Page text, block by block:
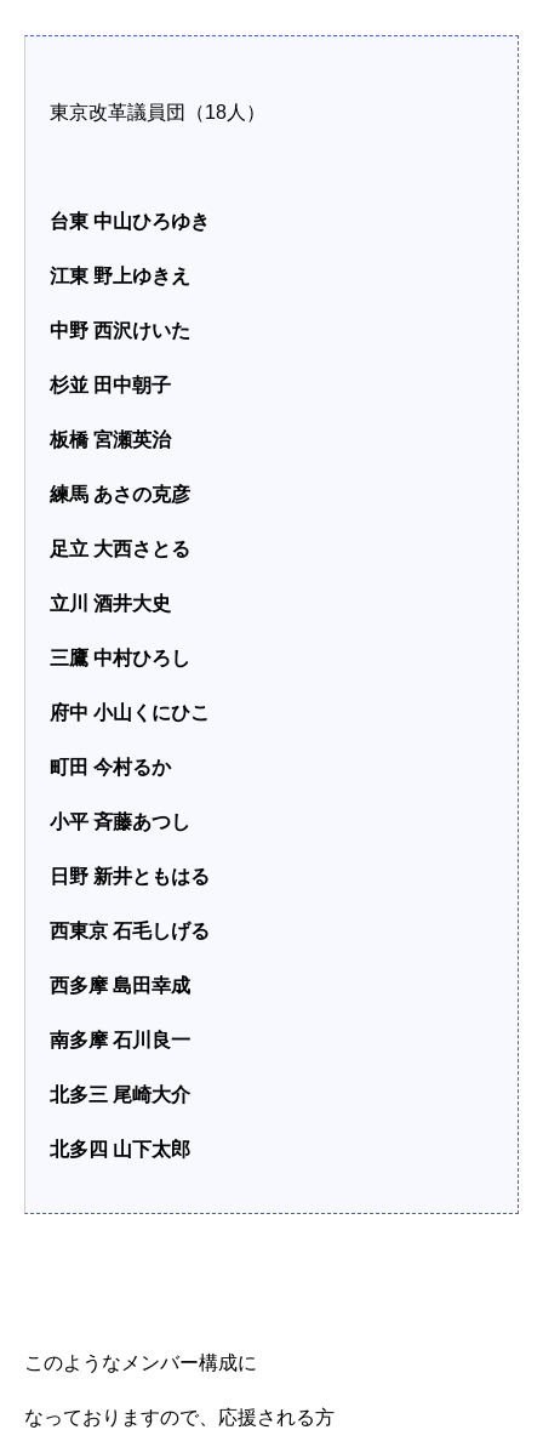
東京改革議員団（18人）
台東 中山ひろゆき
江東 野上ゆきえ
中野 西沢けいた
杉並 田中朝子
板橋 宮瀬英治
練馬 あさの克彦
足立 大西さとる
立川 酒井大史
三鷹 中村ひろし
府中 小山くにひこ
町田 今村るか
小平 斉藤あつし
日野 新井ともはる
西東京 石毛しげる
西多摩 島田幸成
南多摩 石川良一
北多三 尾崎大介
北多四 山下太郎
このようなメンバー構成に
なっておりますので、応援される方